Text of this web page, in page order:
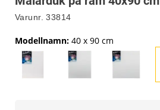
Varunr. 33814
Modellnamn: 40 x 90 cm